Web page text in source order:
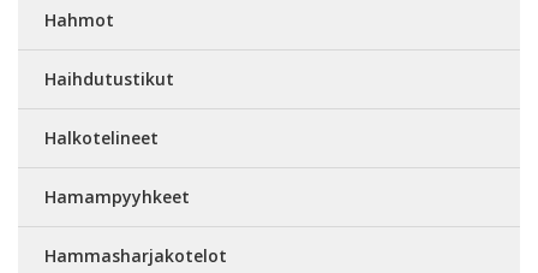
Hahmot
Haihdutustikut
Halkotelineet
Hamampyyhkeet
Hammasharjakotelot